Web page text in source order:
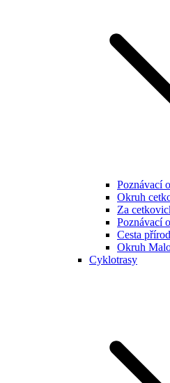
Poznávací
Okruh
Za
Poznávací
Cesta
Okruh
Cyklotrasy